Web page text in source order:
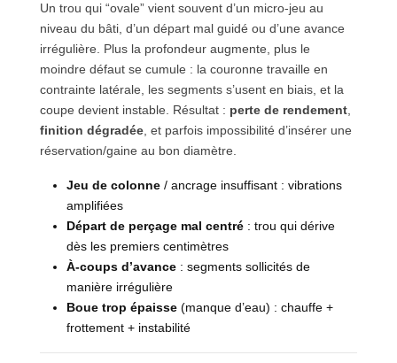
Un trou qui “ovale” vient souvent d’un micro-jeu au
niveau du bâti, d’un départ mal guidé ou d’une avance
irrégulière. Plus la profondeur augmente, plus le
moindre défaut se cumule : la couronne travaille en
contrainte latérale, les segments s’usent en biais, et la
coupe devient instable. Résultat : perte de rendement,
finition dégradée, et parfois impossibilité d’insérer une
réservation/gaine au bon diamètre.
Jeu de colonne / ancrage insuffisant : vibrations
amplifiées
Départ de perçage mal centré : trou qui dérive
dès les premiers centimètres
À-coups d’avance : segments sollicités de
manière irrégulière
Boue trop épaisse (manque d’eau) : chauffe +
frottement + instabilité